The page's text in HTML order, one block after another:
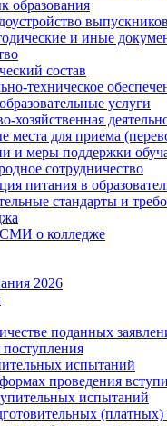
образования
и иные
состав
техническое
услуги
хозяйственная
места для приема
и меры поддержки
сотрудничество
питания в
стандарты и
о колледже
2026
поданных
испытаний
проведения
испытаний
(платных)